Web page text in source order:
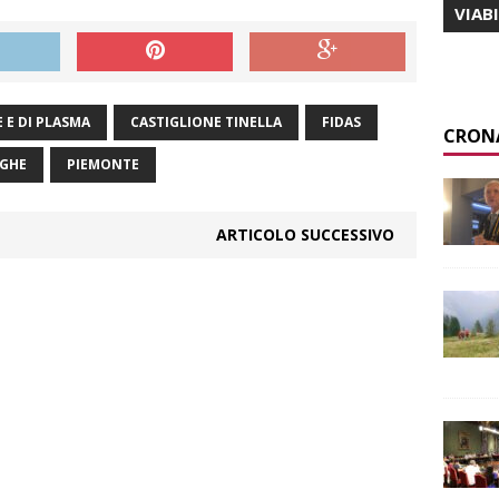
E DI PLASMA CASTIGLIONE TINELLA FIDAS
PIEMONTE
ARTICOLO SUCCESSIVO